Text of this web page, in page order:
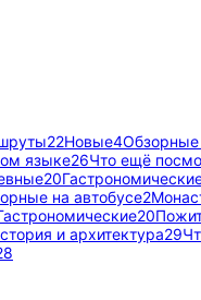
22Новые4Обзорные
языке26Что ещё
20
на автобусе2
20
и архитектура29